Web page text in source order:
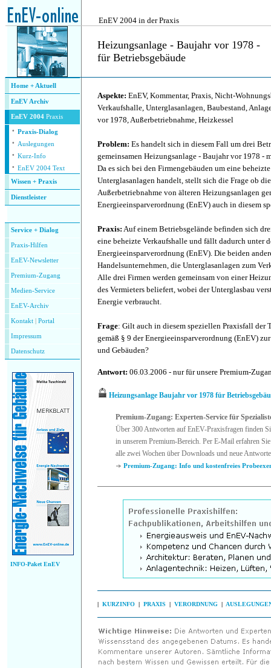
EnEV 2004 in der Praxis
Heizungsanlage - Baujahr vor 1978 -
für Betriebsgebäude
Home + Aktuell
EnEV Archiv
EnEV 2004 Praxis
· Praxis-Dialog
· Auslegungen
· Kurz-Info
· EnEV 2004 Text
Wissen + Praxis
Dienstleister
Service + Dialog
Praxis-Hilfen
EnEV-Newsletter
Premium-Zugang
Medien-Service
EnEV-Archiv
Kontakt Portal
Impressum
Datenschutz
INFO-Paket EnEV
Aspekte: EnEV, Kommentar, Praxis, Nicht-
Verkaufshalle, Unterglasanlagen, Baubestand,
vor 1978, Außerbetriebnahme, Heizkessel
Problem: Es handelt sich in diesem Fall um drei
gemeinsamen Heizungsanlage - Baujahr vor 1978 -
Da es sich bei den Firmengebäuden um eine
Unterglasanlagen handelt, stellt sich die Frage ob
Außerbetriebnahme von älteren Heizungsanlagen
Energieeinsparverordnung (EnEV) auch in diesem
Praxis: Auf einem Betriebsgelände befinden sich
eine beheizte Verkaufshalle und fällt dadurch unter
Energieeinsparverordnung (EnEV). Die beiden
Handelsunternehmen, die Unterglasanlagen zum
Alle drei Firmen werden gemeinsam von einer
des Vermieters beliefert, wobei der Unterglasbau
Energie verbraucht.
Frage: Gilt auch in diesem speziellen Praxisfall der
gemäß § 9 der Energieeinsparverordnung (EnEV)
und Gebäuden?
Antwort: 06.03.2006 - nur für unsere Premium-
Heizungsanlage Baujahr vor 1978 für
Premium-Zugang: Experten-Service für
Über 300 Antworten auf EnEV-Praxisfragen finden
in unserem Premium-Bereich. Per E-Mail erfahren
alle zwei Wochen über Downloads und neue
Premium-Zugang: Info und kostenfreies
| KURZINFO | PRAXIS | VERORDNUNG |